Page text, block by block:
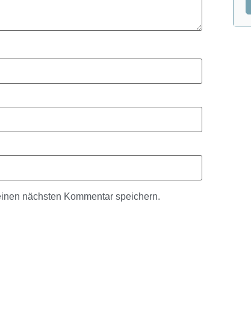
nächsten Kommentar speichern.